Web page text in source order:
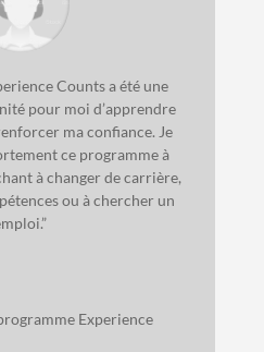
Counts a été une
pour moi d’apprendre
ma confiance. Je
ce programme à
à changer de carrière,
ou à chercher un
Experience